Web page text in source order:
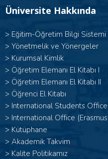
Üniversite Hakkında
> Eğitim-Öğretim Bilgi
> Yönetmelik ve Yönergeler
> Kurumsal Kimlik
> Öğretim Elemanı El Kitabı I
> Öğretim Elemanı El Kitabı II
> Öğrenci El Kitabı
> International Students Office
> International Office
> Kütüphane
> Akademik Takvim
> Kalite Politikamız